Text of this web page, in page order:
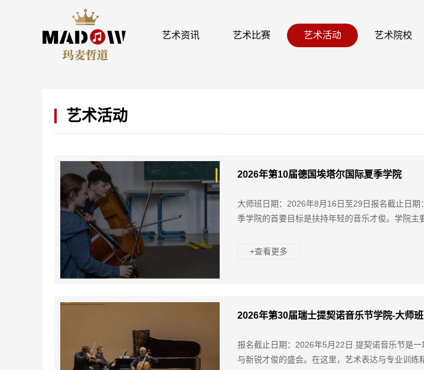
艺术资讯 艺术比赛 艺术活动 艺术院校
艺术活动
2026年第10届德国埃塔尔国际夏季学院
大师班日期：2026年8月16日至29日报名截止日
季学院的首要目标是扶持年轻的音乐才俊。学院主
+查看更多
2026年第30届瑞士提契诺音乐节学院-大师班
报名截止日期：2026年5月22日 提契诺音乐节是
与新锐才俊的盛会。在这里，艺术表达与专业训练